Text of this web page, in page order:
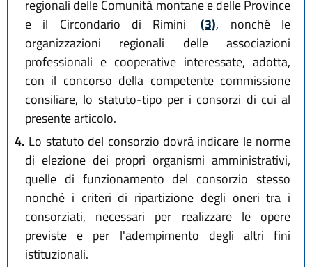
regionali delle Comunità montane e delle Province
e il Circondario di Rimini
(3), nonché le
organizzazioni regionali delle associazioni
professionali e cooperative interessate, adotta,
con il concorso della competente commissione
consiliare, lo statuto-tipo per i consorzi di cui al
presente articolo.
4. Lo statuto del consorzio dovrà indicare le norme
di elezione dei propri organismi amministrativi,
quelle di funzionamento del consorzio stesso
nonché i criteri di ripartizione degli oneri tra i
consorziati, necessari per realizzare le opere
previste e per l'adempimento degli altri fini
istituzionali.